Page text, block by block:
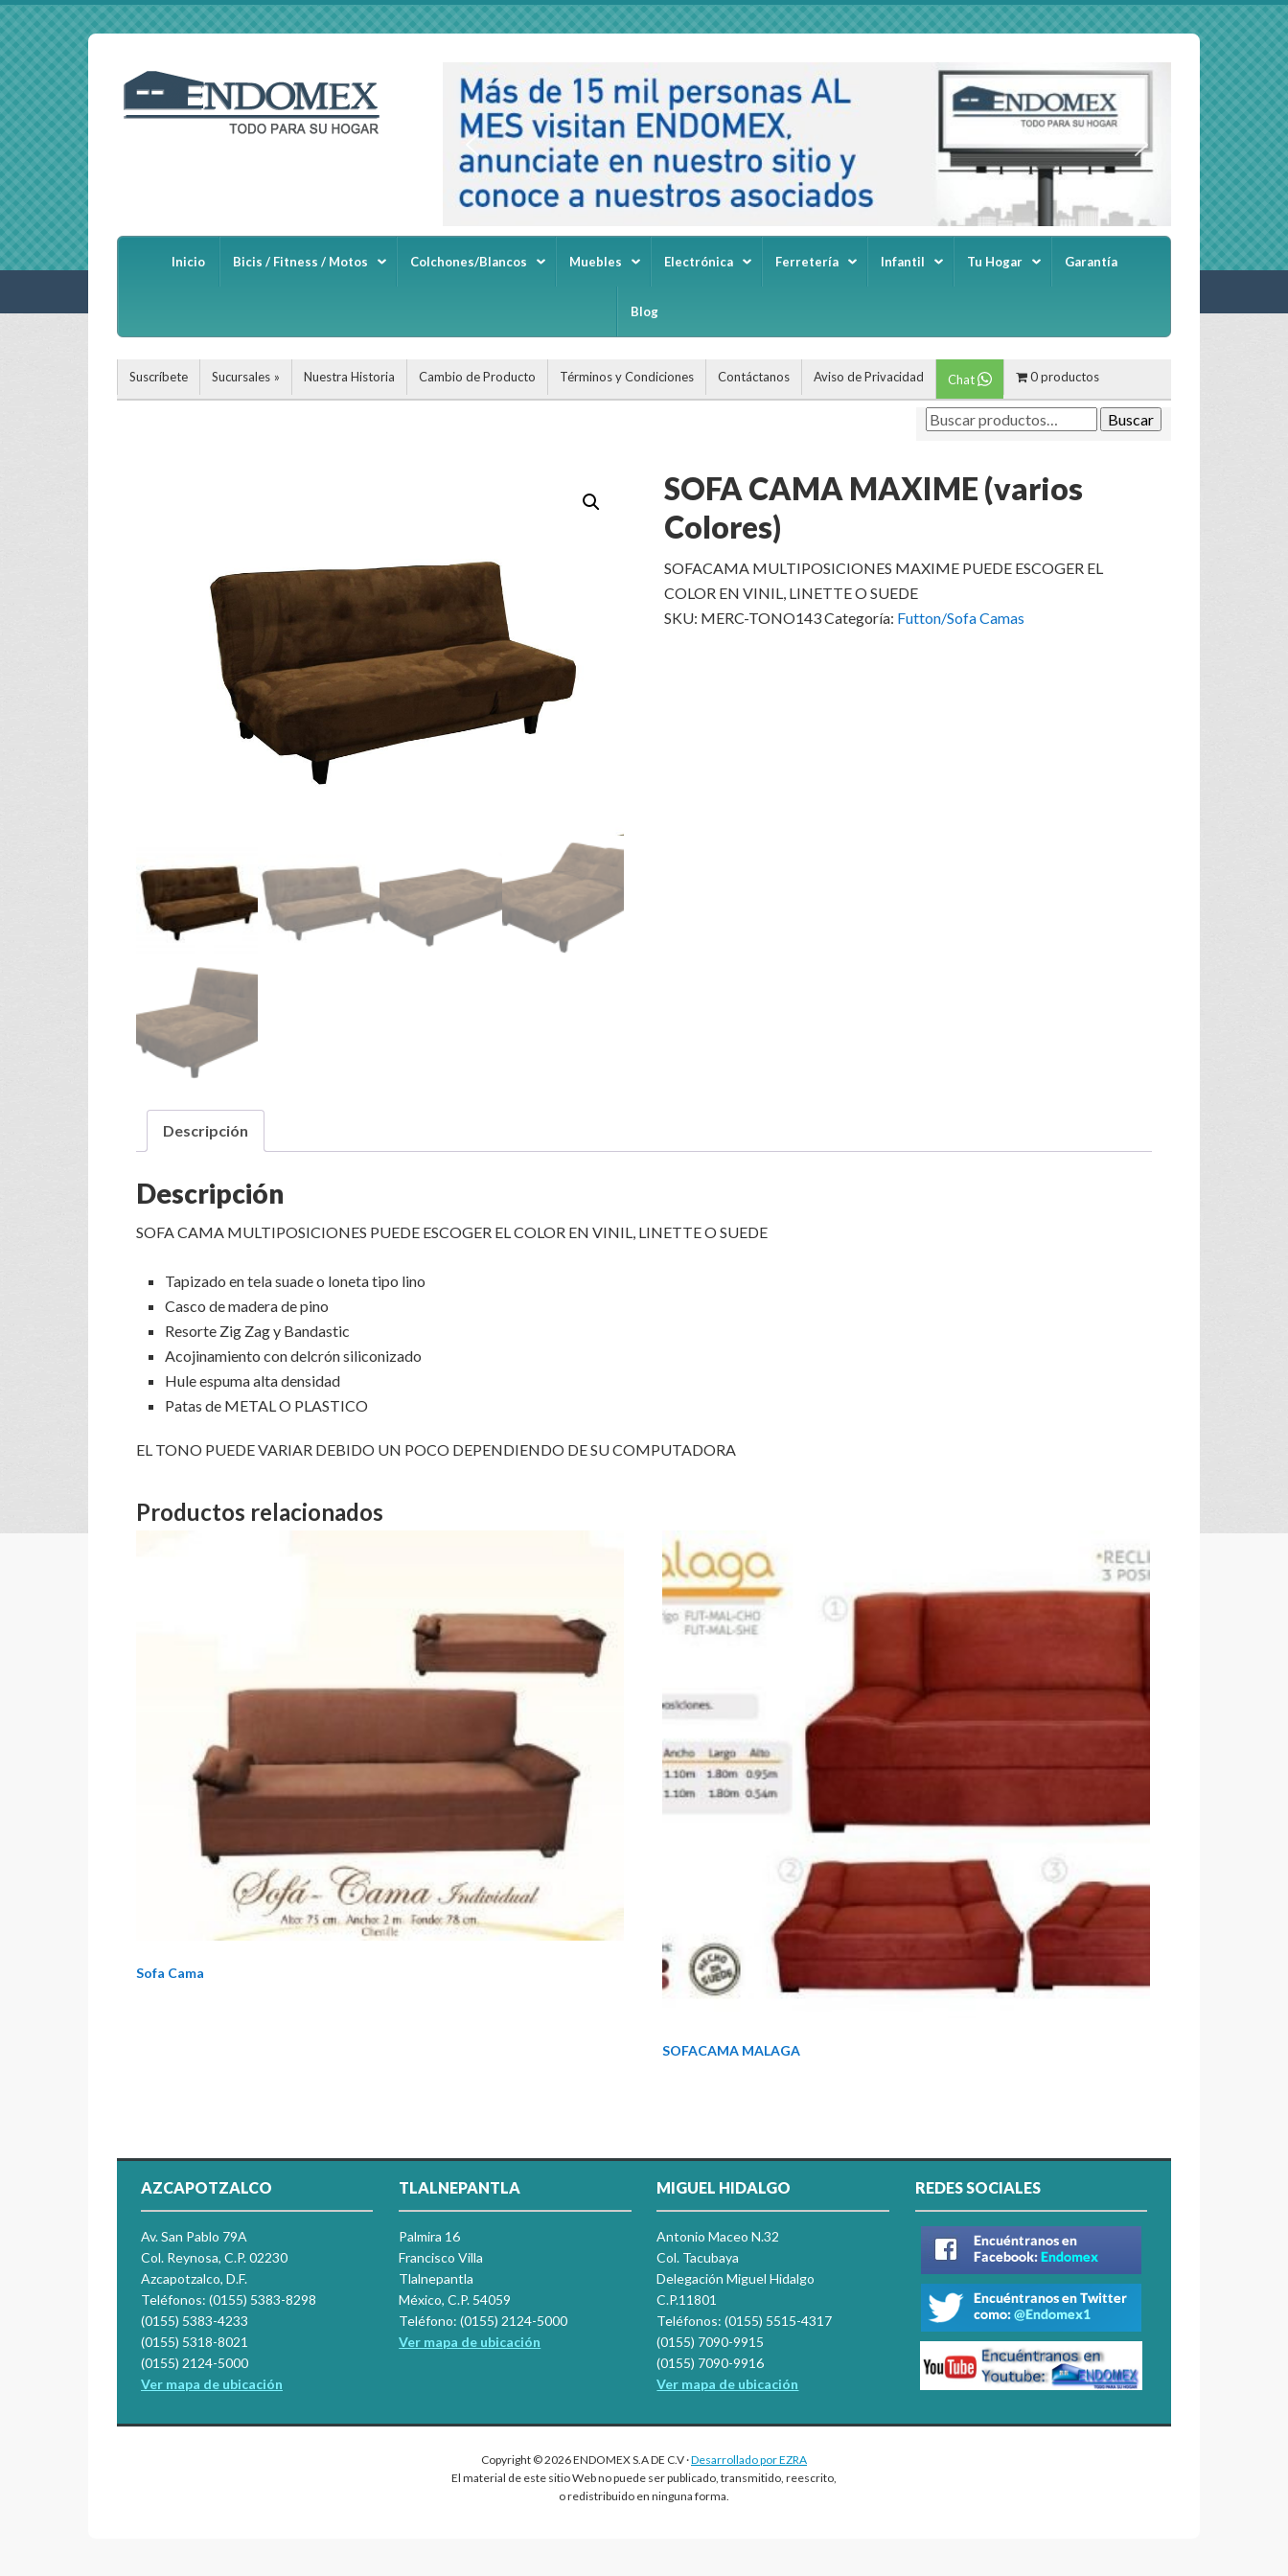
Inicio Bicis / Fitness / Motos Colchones/Blancos Muebles Electrónica Ferretería Infantil Tu Hogar Garantía
Blog
Suscríbete Sucursales Nuestra Historia Cambio de Producto Términos y Condiciones Contáctanos Aviso de Privacidad Chat 0 productos
Buscar
SOFA CAMA MAXIME (varios
Colores)
SOFACAMA MULTIPOSICIONES MAXIME PUEDE ESCOGER EL
COLOR EN VINIL, LINETTE O SUEDE
SKU: MERC-TONO143Categoría: Futton/Sofa Camas
Descripción
Descripción
SOFA CAMA MULTIPOSICIONES PUEDE ESCOGER EL COLOR EN VINIL, LINETTE O SUEDE
Tapizado en tela suade o loneta tipo lino
Casco de madera de pino
Resorte Zig Zag y Bandastic
Acojinamiento con delcrón siliconizado
Hule espuma alta densidad
Patas de METAL O PLASTICO
EL TONO PUEDE VARIAR DEBIDO UN POCO DEPENDIENDO DE SU COMPUTADORA
Productos relacionados
Sofa Cama
SOFACAMA MALAGA
AZCAPOTZALCO
Av. San Pablo 79A
Col. Reynosa, C.P. 02230
Azcapotzalco, D.F.
Teléfonos: (0155) 5383-8298
(0155) 5383-4233
(0155) 5318-8021
(0155) 2124-5000
Ver mapa de ubicación
TLALNEPANTLA
Palmira 16
Francisco Villa
Tlalnepantla
México, C.P. 54059
Teléfono: (0155) 2124-5000
Ver mapa de ubicación
MIGUEL HIDALGO
Antonio Maceo N.32
Col. Tacubaya
Delegación Miguel Hidalgo
C.P.11801
Teléfonos: (0155) 5515-4317
(0155) 7090-9915
(0155) 7090-9916
Ver mapa de ubicación
REDES SOCIALES
Copyright © 2026 ENDOMEX S.A DE C.V ·Desarrollado por EZRA
El material de este sitio Web no puede ser publicado, transmitido, reescrito,
o redistribuido en ninguna forma.